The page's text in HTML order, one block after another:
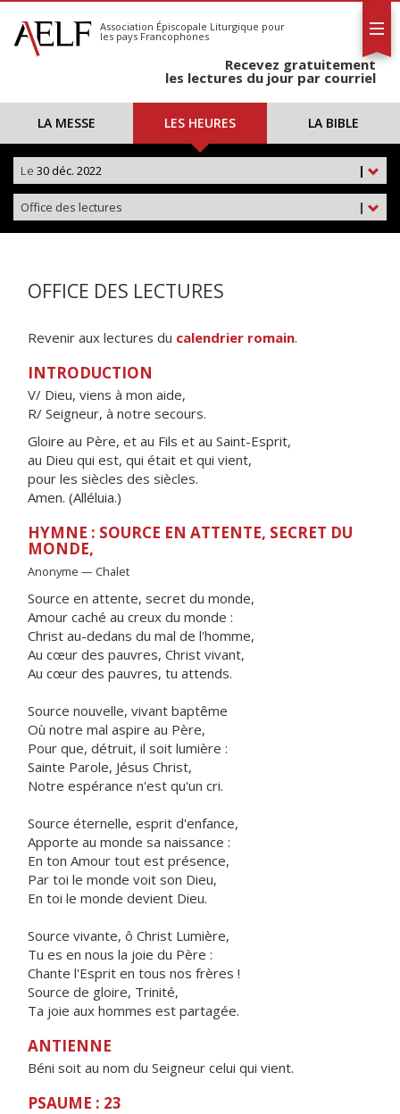
S'abonner
Calendrier
Association Épiscopale Liturgique pour
les pays Francophones
Recevez gratuitement
les lectures du jour par courriel
LA MESSE LES HEURES LA BIBLE
|
Le 30 déc. 2022
|
Office des lectures
OFFICE DES LECTURES
Revenir aux lectures du calendrier romain.
INTRODUCTION
V/ Dieu, viens à mon aide,
R/ Seigneur, à notre secours.
Gloire au Père, et au Fils et au Saint-Esprit,
au Dieu qui est, qui était et qui vient,
pour les siècles des siècles.
Amen. (Alléluia.)
HYMNE : SOURCE EN ATTENTE, SECRET DU
MONDE,
Anonyme — Chalet
Source en attente, secret du monde,
Amour caché au creux du monde :
Christ au-dedans du mal de l'homme,
Au cœur des pauvres, Christ vivant,
Au cœur des pauvres, tu attends.
Source nouvelle, vivant baptême
Où notre mal aspire au Père,
Pour que, détruit, il soit lumière :
Sainte Parole, Jésus Christ,
Notre espérance n'est qu'un cri.
Source éternelle, esprit d'enfance,
Apporte au monde sa naissance :
En ton Amour tout est présence,
Par toi le monde voit son Dieu,
En toi le monde devient Dieu.
Source vivante, ô Christ Lumière,
Tu es en nous la joie du Père :
Chante l'Esprit en tous nos frères !
Source de gloire, Trinité,
Ta joie aux hommes est partagée.
ANTIENNE
Béni soit au nom du Seigneur celui qui vient.
PSAUME : 23